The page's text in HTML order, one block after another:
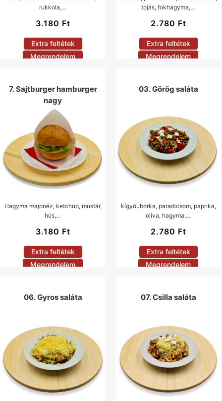
rukkola,…
3.180 Ft
Extra feltétek
Megrendelem
tojás, fokhagyma,…
2.780 Ft
Extra feltétek
Megrendelem
7. Sajtburger hamburger
nagy
Hagyma majonéz, ketchup, mustár,
hús,…
3.180 Ft
Extra feltétek
Megrendelem
03. Görög saláta
kígyóuborka, paradicsom, paprika,
olíva, hagyma,…
2.780 Ft
Extra feltétek
Megrendelem
06. Gyros saláta 07. Csilla saláta